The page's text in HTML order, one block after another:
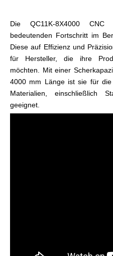
Die QC11K-8X4000 CNC
bedeutenden Fortschritt im
Diese auf Effizienz und
für Hersteller, die ihre
möchten. Mit einer
4000 mm Länge ist sie für
Materialien, einschließlich
geeignet.